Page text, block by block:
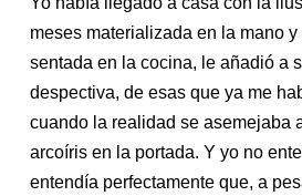
meses materializada en la mano
sentada en la cocina, le añadió a
despectiva, de esas que ya me
cuando la realidad se asemejaba
arcoíris en la portada. Y yo no
entendía perfectamente que, a